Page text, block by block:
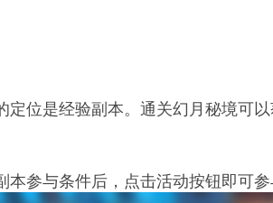
位是经验副本。通关幻月秘境可以
参与条件后，点击活动按钮即可参